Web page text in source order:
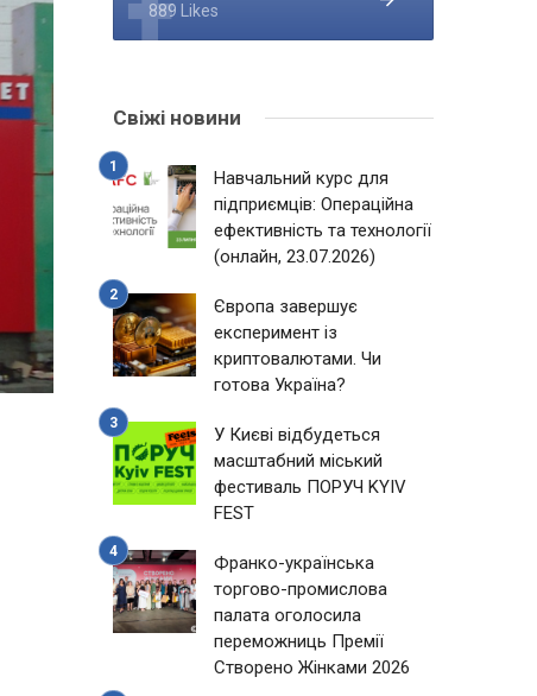
889 Likes
Свіжі новини
Навчальний курс для
підприємців: Операційна
ефективність та технології
(онлайн, 23.07.2026)
Європа завершує
експеримент із
криптовалютами. Чи
готова Україна?
У Києві відбудеться
масштабний міський
фестиваль ПОРУЧ KYIV
FEST
Франко-українська
торгово-промислова
палата оголосила
переможниць Премії
Створено Жінками 2026